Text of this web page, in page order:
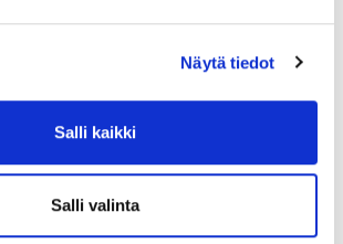
Näytä tiedot
Salli kaikki
Salli valinta